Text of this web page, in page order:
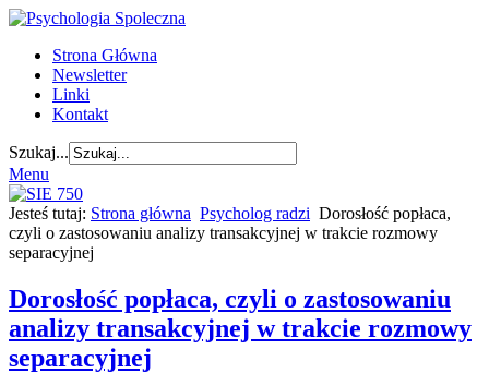
Strona Główna
Newsletter
Linki
Kontakt
Szukaj...
Menu
Jesteś tutaj: Strona główna Psycholog radzi Dorosłość popłaca,
czyli o zastosowaniu analizy transakcyjnej w trakcie rozmowy
separacyjnej
Dorosłość popłaca, czyli o zastosowaniu
analizy transakcyjnej w trakcie rozmowy
separacyjnej